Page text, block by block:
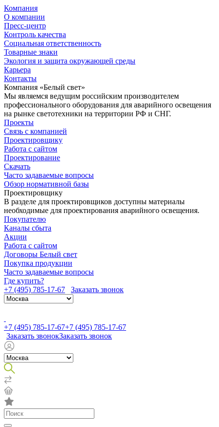
Компания
О компании
Пресс-центр
Контроль качества
Социальная ответственность
Товарные знаки
Экология и защита окружающей среды
Карьера
Контакты
Компания «Белый свет»
Мы являемся ведущим российским производителем
профессионального оборудования для аварийного освещения
на рынке светотехники на территории РФ и СНГ.
Проекты
Связь с компанией
Проектировщику
Работа с сайтом
Проектирование
Скачать
Часто задаваемые вопросы
Обзор нормативной базы
Проектировщику
В разделе для проектировщиков доступны материалы
необходимые для проектирования аварийного освещения.
Покупателю
Каналы сбыта
Акции
Работа с сайтом
Договоры Белый свет
Покупка продукции
Часто задаваемые вопросы
Где купить?
+7 (495) 785-17-67
Заказать звонок
+7 (495) 785-17-67+7 (495) 785-17-67
Заказать звонокЗаказать звонок